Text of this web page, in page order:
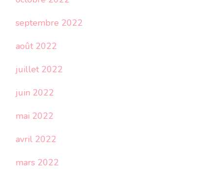
septembre 2022
août 2022
juillet 2022
juin 2022
mai 2022
avril 2022
mars 2022